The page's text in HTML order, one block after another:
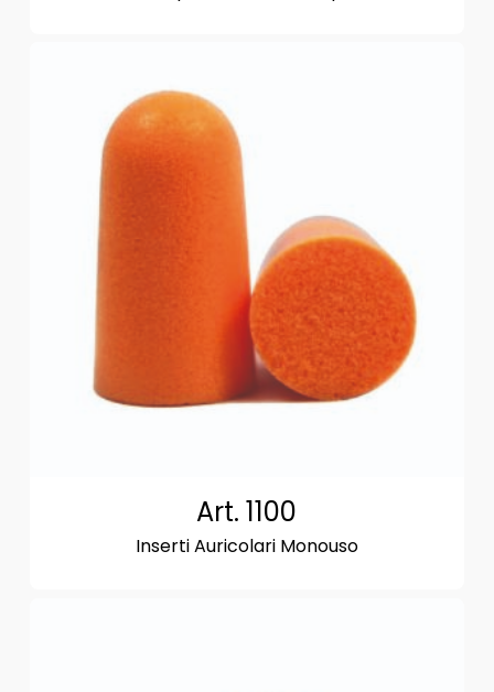
Art. 1100
Inserti Auricolari Monouso